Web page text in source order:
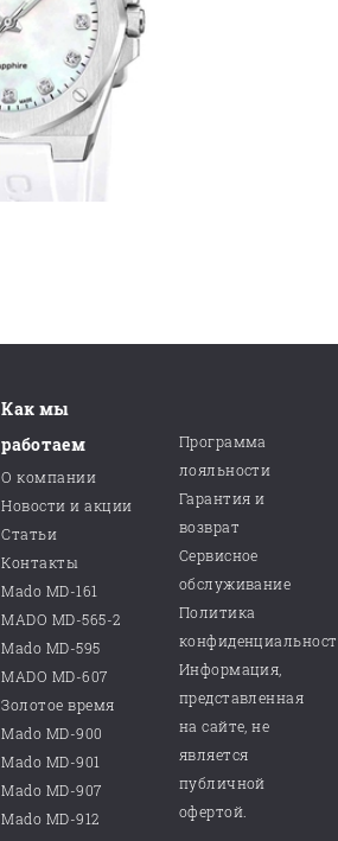
Как мы
работаем
О компании
Новости и акции
Статьи
Контакты
Mado MD-161
MADO MD-565-2
Mado MD-595
MADO MD-607
Золотое время
Mado MD-900
Mado MD-901
Mado MD-907
Mado MD-912
Программа
лояльности
Гарантия и
возврат
Сервисное
обслуживание
Политика
Информация,
представленная
на сайте, не
является
публичной
офертой.